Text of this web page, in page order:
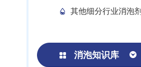
其他细分行业消泡剂
消泡知识库